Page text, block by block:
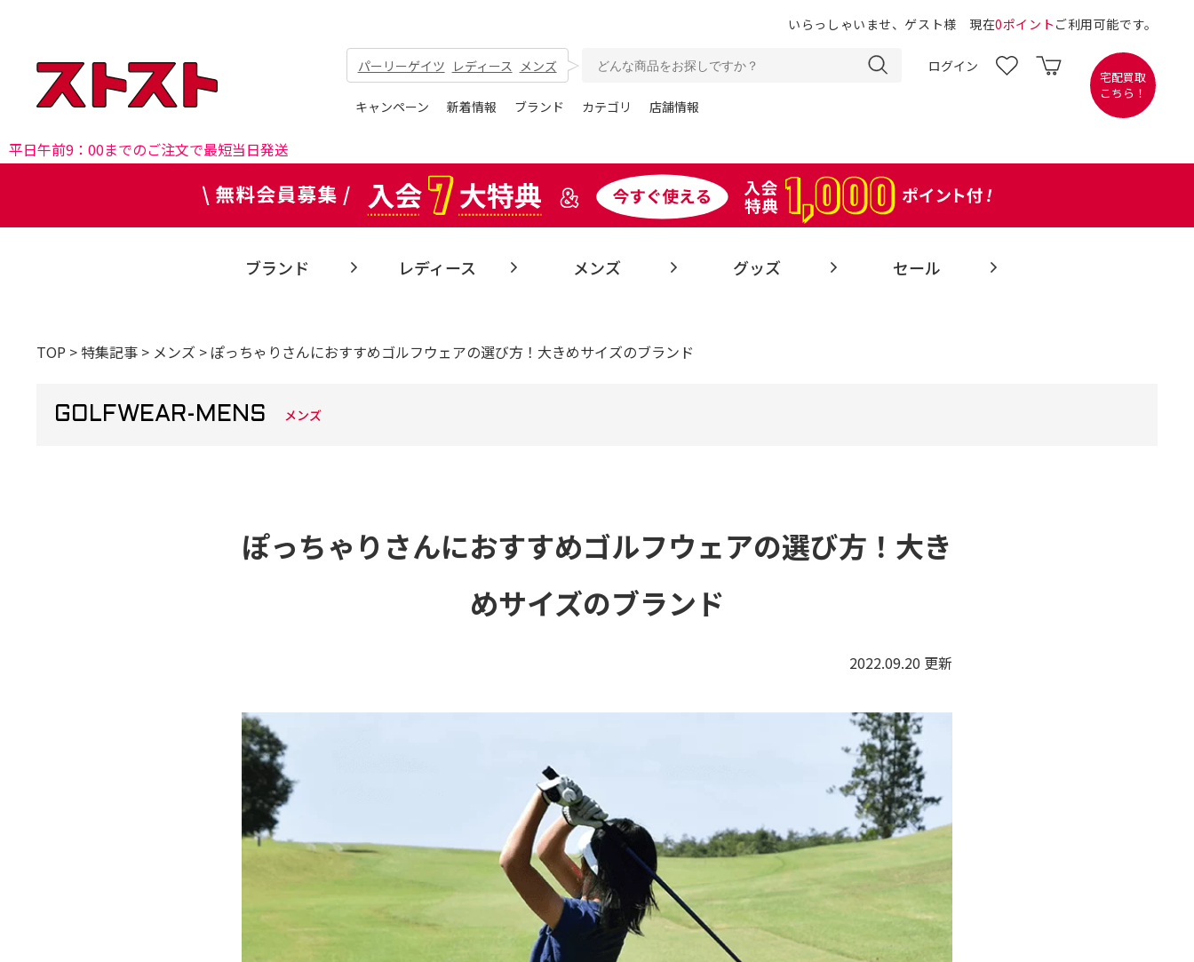
いらっしゃいませ、ゲスト様 現在0ポイント ご利用可能です。
パーリーゲイツ レディース メンズ ログイン
キャンペーン 新着情報 ブランド カテゴリ 店舗情報
宅配買取
こちら！
平日午前9：00までのご注文で最短当日発送
ブランド レディース メンズ グッズ セール
TOP > 特集記事 > メンズ > ぽっちゃりさんにおすすめゴルフウェアの選び方！大きめサイズのブランド
GOLFWEAR-MENS メンズ
ぽっちゃりさんにおすすめゴルフウェアの選び方！大き
めサイズのブランド
2022.09.20 更新